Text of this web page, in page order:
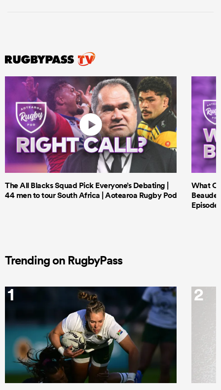
The All Blacks Squad Pick Everyone’s Debating |
44 men to tour South Africa | Aotearoa Rugby Pod
What
Episode
Trending on RugbyPass
1 2